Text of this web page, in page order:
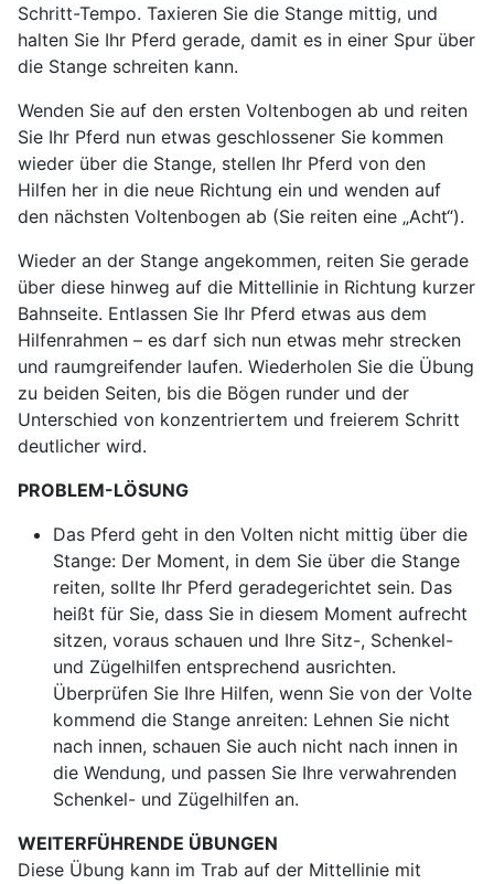
Schritt-Tempo. Taxieren Sie die Stange mittig, und
halten Sie Ihr Pferd gerade, damit es in einer Spur über
die Stange schreiten kann.
Wenden Sie auf den ersten Voltenbogen ab und reiten
Sie Ihr Pferd nun etwas geschlossener Sie kommen
wieder über die Stange, stellen Ihr Pferd von den
Hilfen her in die neue Richtung ein und wenden auf
den nächsten Voltenbogen ab (Sie reiten eine „Acht“).
Wieder an der Stange angekommen, reiten Sie gerade
über diese hinweg auf die Mittellinie in Richtung kurzer
Bahnseite. Entlassen Sie Ihr Pferd etwas aus dem
Hilfenrahmen – es darf sich nun etwas mehr strecken
und raumgreifender laufen. Wiederholen Sie die Übung
zu beiden Seiten, bis die Bögen runder und der
Unterschied von konzentriertem und freierem Schritt
deutlicher wird.
PROBLEM-LÖSUNG
Das Pferd geht in den Volten nicht mittig über die
Stange: Der Moment, in dem Sie über die Stange
reiten, sollte Ihr Pferd geradegerichtet sein. Das
heißt für Sie, dass Sie in diesem Moment aufrecht
sitzen, voraus schauen und Ihre Sitz-, Schenkel-
und Zügelhilfen entsprechend ausrichten.
Überprüfen Sie Ihre Hilfen, wenn Sie von der Volte
kommend die Stange anreiten: Lehnen Sie nicht
nach innen, schauen Sie auch nicht nach innen in
die Wendung, und passen Sie Ihre verwahrenden
Schenkel- und Zügelhilfen an.
WEITERFÜHRENDE ÜBUNGEN
Diese Übung kann im Trab auf der Mittellinie mit